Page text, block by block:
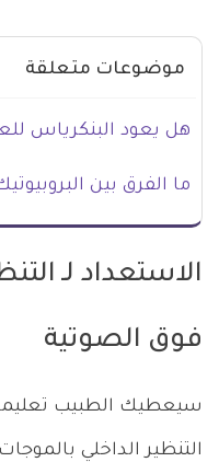
موضوعات متعلقة
هل يعود البنكرياس
ما الفرق بين
الاستعداد لـ
فوق الصوتية
سيعطيك الطبيب
التنظير الداخلي